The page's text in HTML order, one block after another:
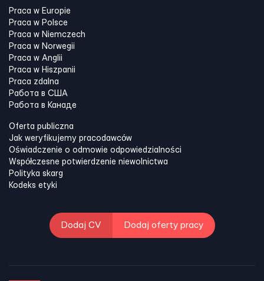
Praca w Europie
Praca w Polsce
Praca w Niemczech
Praca w Norwegii
Praca w Anglii
Praca w Hiszpanii
Praca zdalna
Работа в США
Работа в Канадe
Oferta publiczna
Jak weryfikujemy pracodawców
Oświadczenie o odmowie odpowiedzialności
Współczesne potwierdzenie niewolnictwa
Polityka skarg
Kodeks etyki
Dodaj CV Dodaj oferty pracy